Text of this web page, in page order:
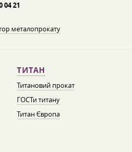
04 21
металопрокату
ТИТАН
Титановий прокат
ГОСТи титану
Титан Європа